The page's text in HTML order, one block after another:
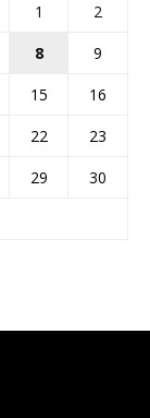
1
2
8
9
15
16
22
23
29
30